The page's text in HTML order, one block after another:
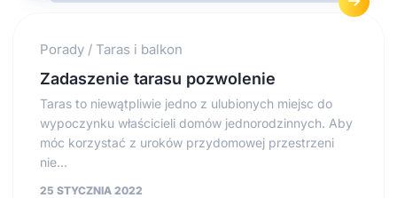
Porady / Taras i balkon
Zadaszenie tarasu pozwolenie
Taras to niewątpliwie jedno z ulubionych miejsc do
wypoczynku właścicieli domów jednorodzinnych. Aby
móc korzystać z uroków przydomowej przestrzeni
nie...
25 STYCZNIA 2022